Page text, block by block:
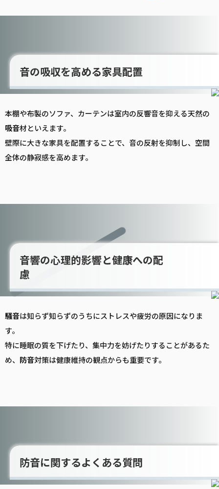
音の吸収を高める家具配置
本棚や布製のソファ、カーテンは室内の反響音を抑える天然の
吸音材といえます。
壁際に大きな家具を配置することで、音の反射を抑制し、空間
全体の静寂感を高めます。
音響の心理的影響と健康への配
慮
騒音は知らず知らずのうちにストレスや疲労の原因になりま
す。
特に睡眠の質を下げたり、集中力を妨げたりすることがあるた
め、 防音対策は健康維持の観点からも重要です。
防音に関するよくある質問